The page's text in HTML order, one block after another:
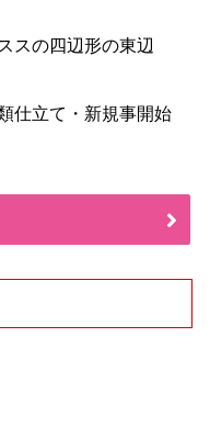
スの四辺形の東辺
仕立て・新規事開始